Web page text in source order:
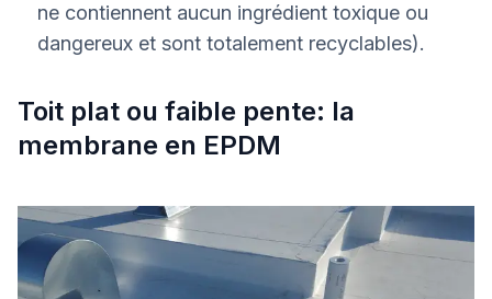
ne contiennent aucun ingrédient toxique ou
dangereux et sont totalement recyclables).
Toit plat ou faible pente: la
membrane en EPDM